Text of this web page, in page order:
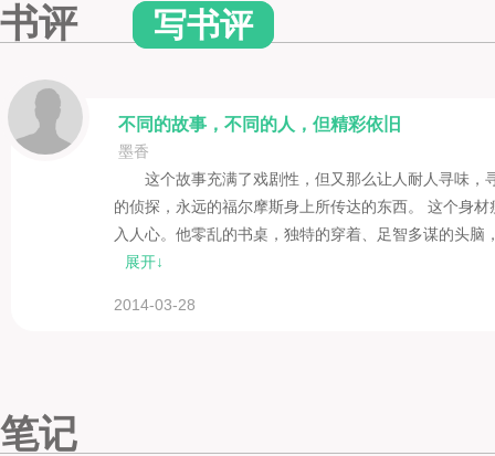
书评 写书评
不同的故事，不同的人，但精彩依旧
墨香
这个故事充满了戏剧性，但又那么让人耐人寻味
的侦探，永远的福尔摩斯身上所传达的东西。 这个身
入人心。他零乱的书桌，独特的穿着、足智多谋的头
展开↓
2014-03-28
笔记